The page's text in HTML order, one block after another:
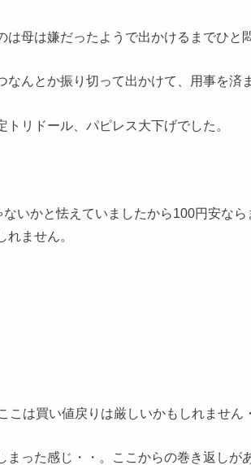
母は嫌だったようで出かけるまでひと
んとか振り切って出かけて、用事を済
リドール、パピレス大下げでした。
いかと怯えていましたから100円安なら
ません。
は買い値戻りは厳しいかもしれません
まった感じ・・。ここからの巻き返しが